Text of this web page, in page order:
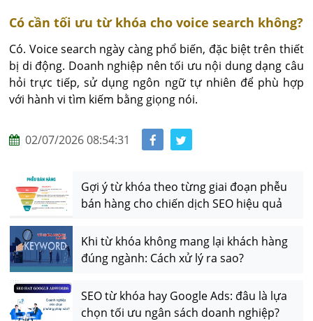
Có cần tối ưu từ khóa cho voice search không?
Có. Voice search ngày càng phổ biến, đặc biệt trên thiết
bị di động. Doanh nghiệp nên tối ưu nội dung dạng câu
hỏi trực tiếp, sử dụng ngôn ngữ tự nhiên để phù hợp
với hành vi tìm kiếm bằng giọng nói.
02/07/2026 08:54:31
Gợi ý từ khóa theo từng giai đoạn phễu
bán hàng cho chiến dịch SEO hiệu quả
Khi từ khóa không mang lại khách hàng
đúng ngành: Cách xử lý ra sao?
SEO từ khóa hay Google Ads: đâu là lựa
chọn tối ưu ngân sách doanh nghiệp?